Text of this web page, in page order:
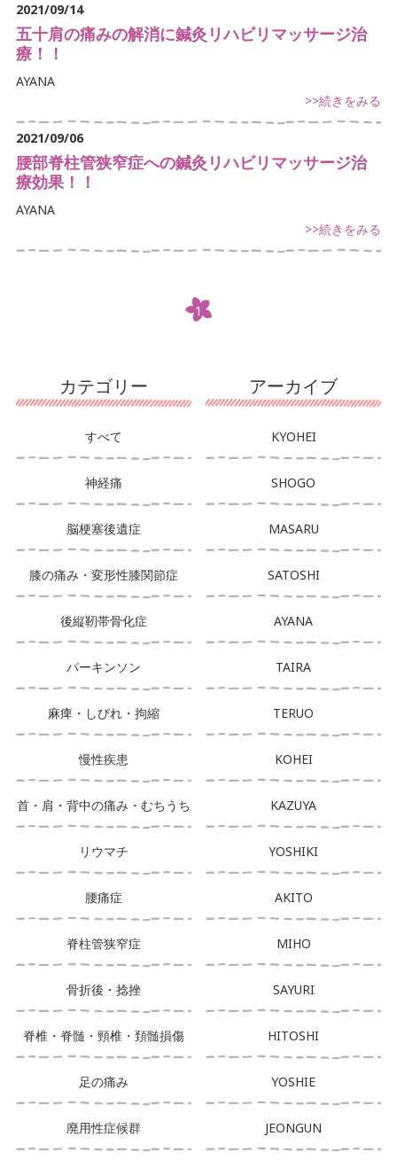
カテゴリー
すべて
神経痛
脳梗塞後遺症
膝の痛み・変形性膝関節症
後縦靭帯骨化症
パーキンソン
麻痺・しびれ・拘縮
慢性疾患
首・肩・背中の痛み・むちうち
リウマチ
腰痛症
脊柱管狭窄症
骨折後・捻挫
脊椎・脊髄・頸椎・頚髄損傷
足の痛み
廃用性症候群
アーカイブ
KYOHEI
SHOGO
MASARU
SATOSHI
AYANA
TAIRA
TERUO
KOHEI
KAZUYA
YOSHIKI
AKITO
MIHO
SAYURI
HITOSHI
YOSHIE
JEONGUN
2021/09/14
五十肩の痛みの解消に鍼灸リハビリマッサージ治
療！！
AYANA
>>続きをみる
2021/09/06
腰部脊柱管狭窄症への鍼灸リハビリマッサージ治
療効果！！
AYANA
>>続きをみる
1